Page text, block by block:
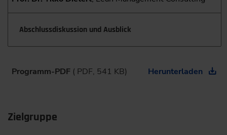
Abschlussdiskussion und Ausblick
Programm-PDF ( PDF, 541 KB) Herunterladen
Zielgruppe